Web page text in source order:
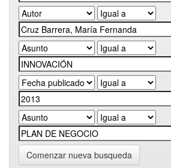
Comenzar nueva busqueda